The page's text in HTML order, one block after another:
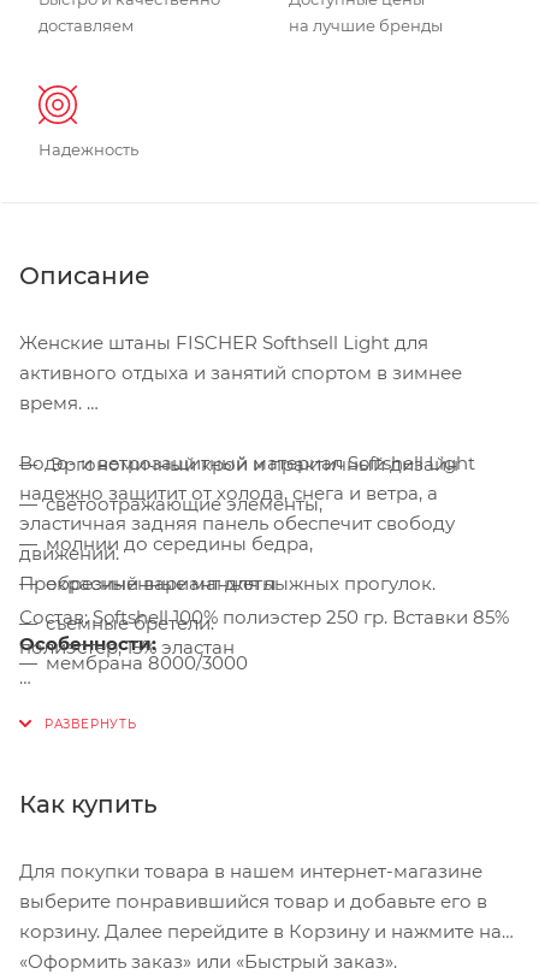
доставляем
на лучшие бренды
Надежность
Описание
Женские штаны FISCHER Softhsell Light для
активного отдыха и занятий спортом в зимнее
время.
Водо- и ветрозащитный материал Softshell Light
надежно защитит от холода, снега и ветра, а
эластичная задняя панель обеспечит свободу
движений.
Прекрасный вариант для лыжных прогулок.
Особенности:
Эргономичный крой и практичный дизайн
светоотражающие элементы,
молнии до середины бедра,
обрезиненные манжеты
съемные бретели.
мембрана 8000/3000
Состав: Softshell 100% полиэстер 250 гр. Вставки 85%
полиэстер, 15% эластан
Как купить
Для покупки товара в нашем интернет-магазине
выберите понравившийся товар и добавьте его в
корзину. Далее перейдите в Корзину и нажмите на
«Оформить заказ» или «Быстрый заказ».